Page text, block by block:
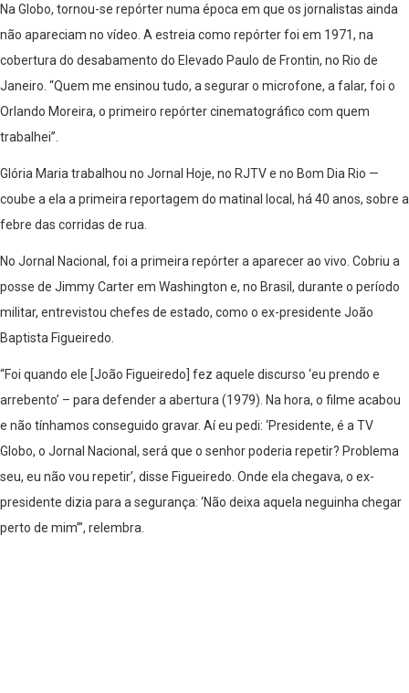
Na Globo, tornou-se repórter numa época em que os jornalistas ainda
não apareciam no vídeo. A estreia como repórter foi em 1971, na
cobertura do desabamento do Elevado Paulo de Frontin, no Rio de
Janeiro. “Quem me ensinou tudo, a segurar o microfone, a falar, foi o
Orlando Moreira, o primeiro repórter cinematográfico com quem
trabalhei”.
Glória Maria trabalhou no Jornal Hoje, no RJTV e no Bom Dia Rio —
coube a ela a primeira reportagem do matinal local, há 40 anos, sobre a
febre das corridas de rua.
No Jornal Nacional, foi a primeira repórter a aparecer ao vivo. Cobriu a
posse de Jimmy Carter em Washington e, no Brasil, durante o período
militar, entrevistou chefes de estado, como o ex-presidente João
Baptista Figueiredo.
“Foi quando ele [João Figueiredo] fez aquele discurso ‘eu prendo e
arrebento’ – para defender a abertura (1979). Na hora, o filme acabou
e não tínhamos conseguido gravar. Aí eu pedi: ‘Presidente, é a TV
Globo, o Jornal Nacional, será que o senhor poderia repetir? Problema
seu, eu não vou repetir’, disse Figueiredo. Onde ela chegava, o ex-
presidente dizia para a segurança: ‘Não deixa aquela neguinha chegar
perto de mim’”, relembra.